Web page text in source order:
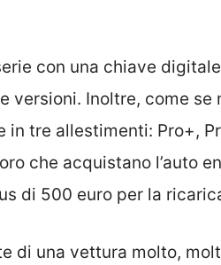
con una chiave
versioni. Inoltre, come
tre allestimenti: Pro+,
che acquistano l’auto
di 500 euro per la
di una vettura molto,